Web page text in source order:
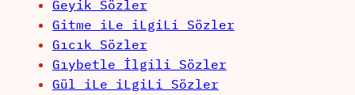
Geyik Sözler
Gitme iLe iLgiLi Sözler
Gıcık Sözler
Gıybetle İlgili Sözler
Gül iLe iLgiLi Sözler